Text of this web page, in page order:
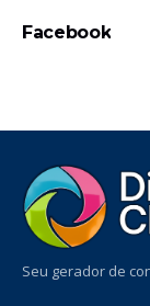
Facebook
Seu gerador de